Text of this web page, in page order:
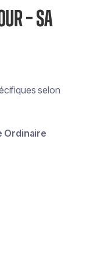
– SA
selon
Ordinaire